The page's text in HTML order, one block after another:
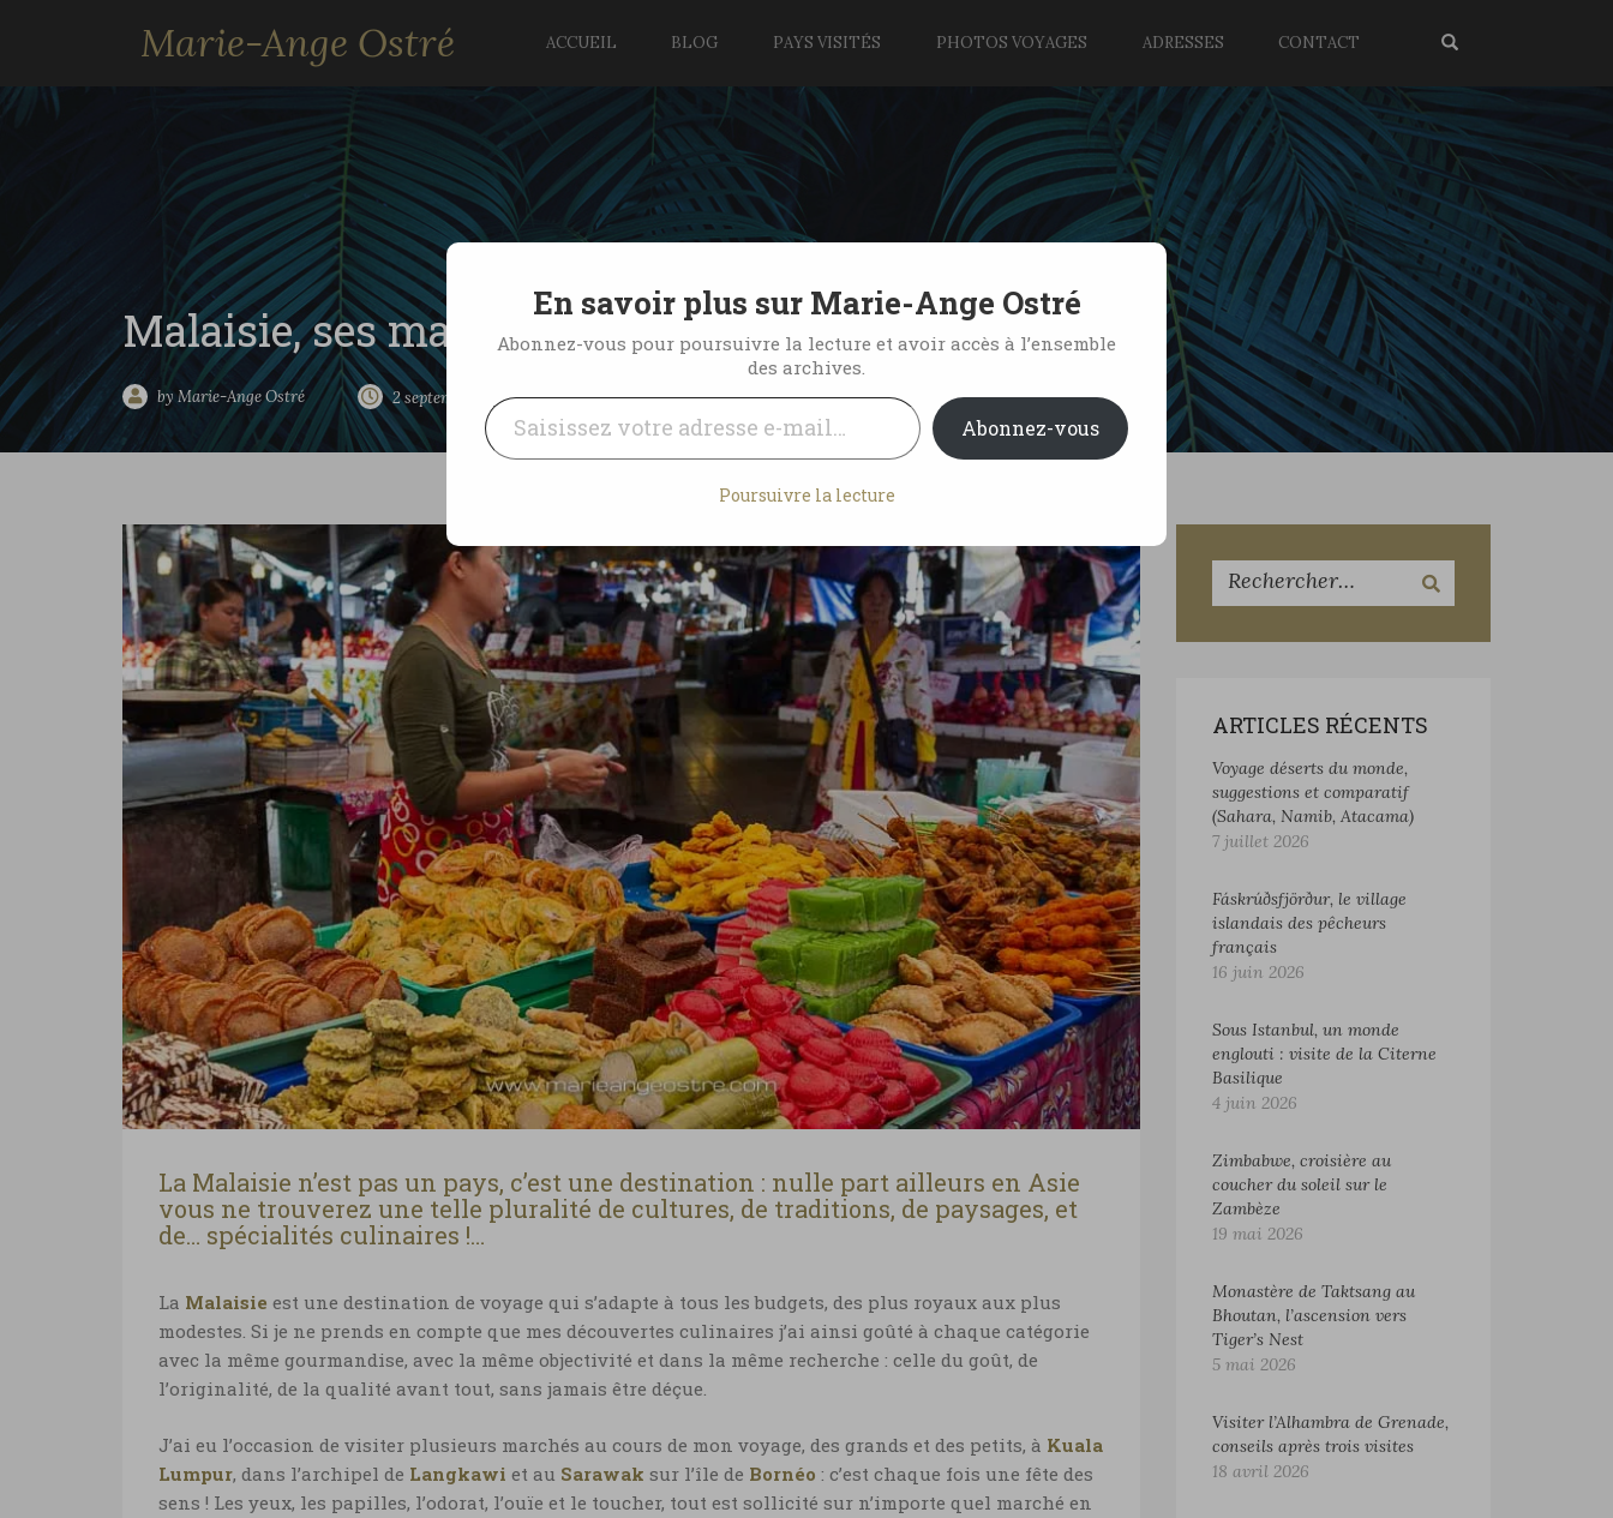
Marie-Ange Ostré ACCUEIL BLOG PAYS VISITÉS PHOTOS VOYAGES ADRESSES CONTACT
Malaisie, ses marchés gourmands
by Marie-Ange Ostré 2 septembre 2020 No Comments
La Malaisie n’est pas un pays, c’est une destination : nulle part ailleurs en Asie
vous ne trouverez une telle pluralité de cultures, de traditions, de paysages, et
de… spécialités culinaires !…
La Malaisie est une destination de voyage qui s’adapte à tous les budgets, des plus royaux aux plus
modestes. Si je ne prends en compte que mes découvertes culinaires j’ai ainsi goûté à chaque catégorie
avec la même gourmandise, avec la même objectivité et dans la même recherche : celle du goût, de
l’originalité, de la qualité avant tout, sans jamais être déçue.
J’ai eu l’occasion de visiter plusieurs marchés au cours de mon voyage, des grands et des petits, à Kuala
Lumpur, dans l’archipel de Langkawi et au Sarawak sur l’île de Bornéo : c’est chaque fois une fête des
sens ! Les yeux, les papilles, l’odorat, l’ouïe et le toucher, tout est sollicité sur n’importe quel marché en
ARTICLES RÉCENTS
Voyage déserts du monde,
suggestions et comparatif
(Sahara, Namib, Atacama)
7 juillet 2026
Fáskrúðsfjörður, le village
islandais des pêcheurs
français
16 juin 2026
Sous Istanbul, un monde
englouti : visite de la Citerne
Basilique
4 juin 2026
Zimbabwe, croisière au
coucher du soleil sur le
Zambèze
19 mai 2026
Monastère de Taktsang au
Bhoutan, l’ascension vers
Tiger’s Nest
5 mai 2026
Visiter l’Alhambra de Grenade,
conseils après trois visites
18 avril 2026
En savoir plus sur Marie-Ange Ostré
Abonnez-vous pour poursuivre la lecture et avoir accès à l’ensemble
des archives.
Saisissez votre adresse e-mail…
Abonnez-vous
Poursuivre la lecture